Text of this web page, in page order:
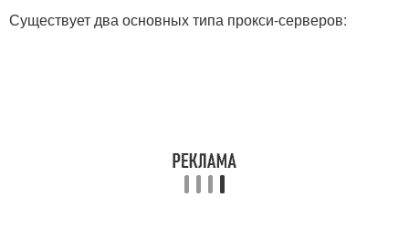
Существует два основных типа прокси-серверов: